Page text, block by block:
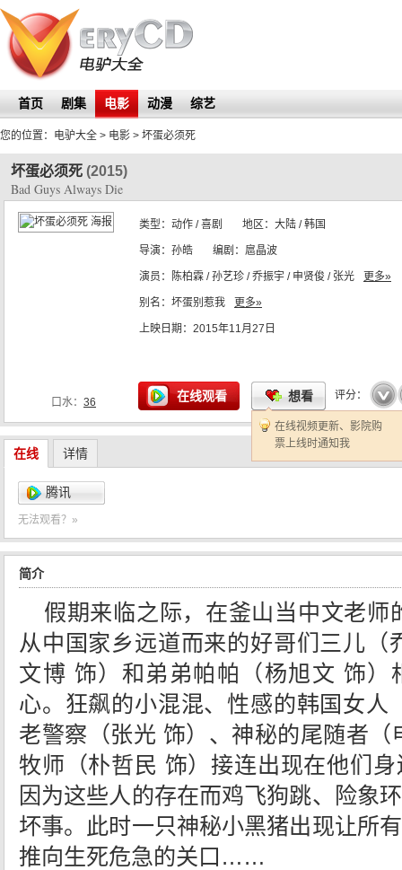
首页 剧集 电影 动漫 综艺
您的位置： 电驴大全 > 电影 > 坏蛋必须死
坏蛋必须死 (2015)
Bad Guys Always Die
类型： 动作 / 喜剧 地区： 大陆 / 韩国
IMDb号：tt5157018
导演： 孙皓 编剧： 扈晶波
演员： 陈柏霖 / 孙艺珍 / 乔振宇 / 申贤俊 / 张光 更多»
别名： 坏蛋别惹我 更多»
上映日期： 2015年11月27日
口水： 36 在线观看 想看
在线视频更新、影院购
票上线时通知我
评分：
☆ ☆ ☆ ☆ ☆
在线 详情
腾讯
无法观看？»
简介
假期来临之际，在釜山当中文老师
从中国家乡远道而来的好哥们三儿（
文博 饰）和弟弟帕帕（杨旭文 饰）
心。狂飙的小混混、性感的韩国女人
老警察（张光 饰）、神秘的尾随者
牧师（朴哲民 饰）接连出现在他们
因为这些人的存在而鸡飞狗跳、险象
坏事。此时一只神秘小黑猪出现让所
推向生死危急的关口……